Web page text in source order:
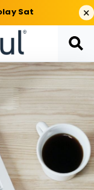
Sat ×